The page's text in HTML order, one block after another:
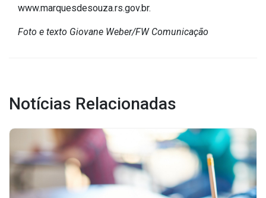
Diário Oficial (Novo)
Diário Oficial (Até 30/04)
Concursos
Instruções Normativas
Licitações
Dispensas e Inexigibilidades
Chamamentos Públicos
www.marquesdesouza.rs.gov.br.
Foto e texto Giovane Weber/FW Comunicação
Notícias Relacionadas